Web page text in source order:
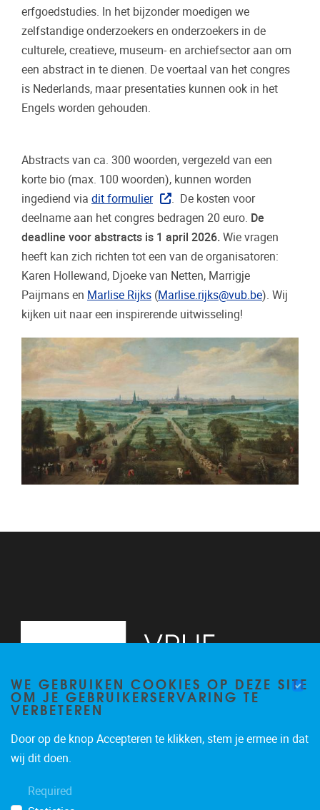
erfgoedstudies. In het bijzonder moedigen we
zelfstandige onderzoekers en onderzoekers in de
culturele, creatieve, museum- en archiefsector aan om
een abstract in te dienen. De voertaal van het congres
is Nederlands, maar presentaties kunnen ook in het
Engels worden gehouden.
Abstracts van ca. 300 woorden, vergezeld van een
korte bio (max. 100 woorden), kunnen worden
ingediend via dit formulier
. De kosten voor
deelname aan het congres bedragen 20 euro. De
deadline voor abstracts is 1 april 2026. Wie vragen
heeft kan zich richten tot een van de organisatoren:
Karen Hollewand, Djoeke van Netten, Marrigje
Paijmans en Marlise Rijks (Marlise.rijks@vub.be). Wij
kijken uit naar een inspirerende uitwisseling!
WE GEBRUIKEN COOKIES OP DEZE SITE
OM JE GEBRUIKERSERVARING TE
VERBETEREN
Door op de knop Accepteren te klikken, stem je ermee in dat
wij dit doen.
Required